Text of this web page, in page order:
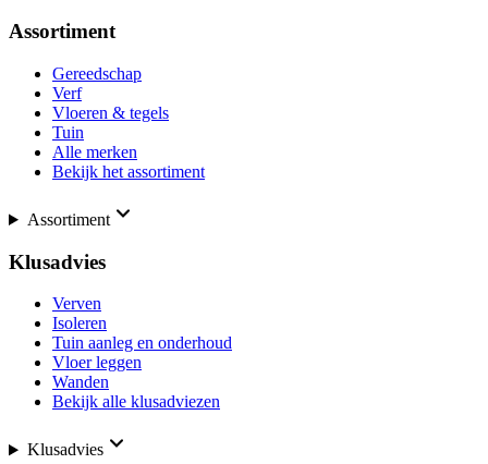
Assortiment
Gereedschap
Verf
Vloeren & tegels
Tuin
Alle merken
Bekijk het assortiment
Assortiment
Klusadvies
Verven
Isoleren
Tuin aanleg en onderhoud
Vloer leggen
Wanden
Bekijk alle klusadviezen
Klusadvies